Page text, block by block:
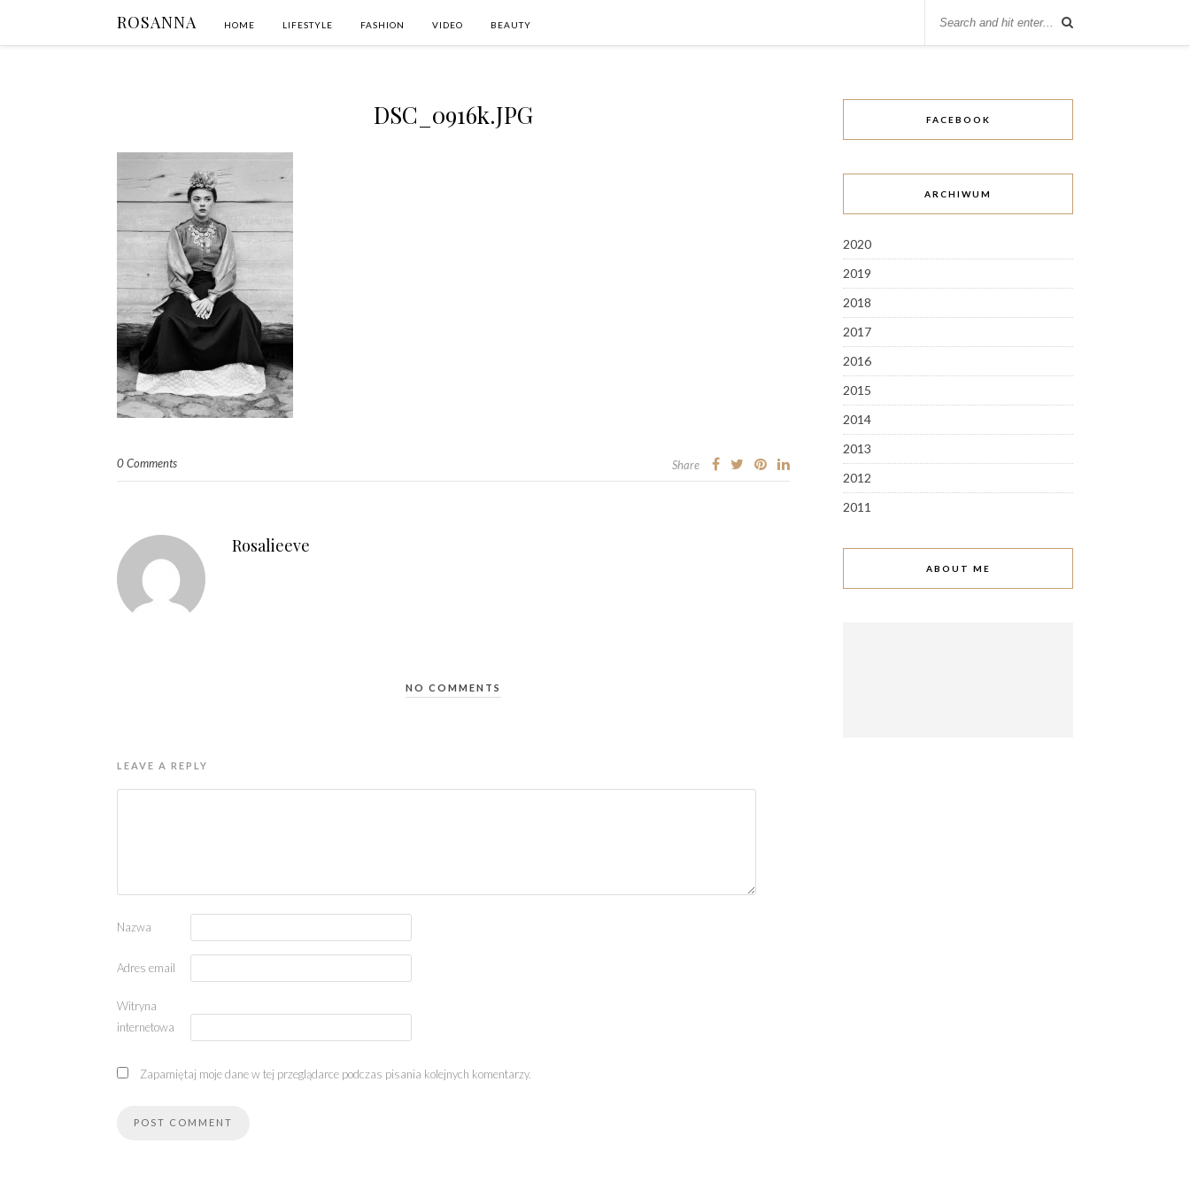
ROSANNA HOME LIFESTYLE FASHION VIDEO BEAUTY
DSC_0916k.JPG
0 Comments Share
Rosalieeve
NO COMMENTS
LEAVE A REPLY
Nazwa
Adres email
Witryna
internetowa
Zapamiętaj moje dane w tej przeglądarce podczas pisania kolejnych komentarzy.
FACEBOOK
ARCHIWUM
2020
2019
2018
2017
2016
2015
2014
2013
2012
2011
ABOUT ME